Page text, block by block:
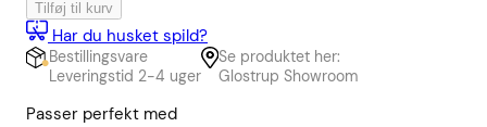
Tilføj til kurv
Har du husket spild?
Bestillingsvare
Leveringstid 2-4 uger
Se produktet her:
Glostrup Showroom
Passer perfekt med